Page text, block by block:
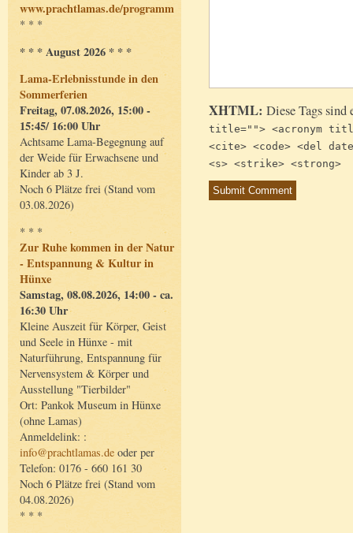
www.prachtlamas.de/programm
* * *
* * * August 2026 * * *
Lama-Erlebnisstunde in den
Sommerferien
Freitag, 07.08.2026, 15:00 -
15:45/ 16:00 Uhr
Achtsame Lama-Begegnung auf
der Weide für Erwachsene und
Kinder ab 3 J.
Noch 6 Plätze frei (Stand vom
03.08.2026)
* * *
Zur Ruhe kommen in der Natur
- Entspannung & Kultur in
Hünxe
Samstag, 08.08.2026, 14:00 - ca.
16:30 Uhr
Kleine Auszeit für Körper, Geist
und Seele in Hünxe - mit
Naturführung, Entspannung für
Nervensystem & Körper und
Ausstellung "Tierbilder"
Ort: Pankok Museum in Hünxe
(ohne Lamas)
Anmeldelink: :
info@prachtlamas.de oder per
Telefon: 0176 - 660 161 30
Noch 6 Plätze frei (Stand vom
04.08.2026)
* * *
XHTML: Diese Tags
title=""> <acronym
<cite> <code> <del
<s> <strike> <strong>